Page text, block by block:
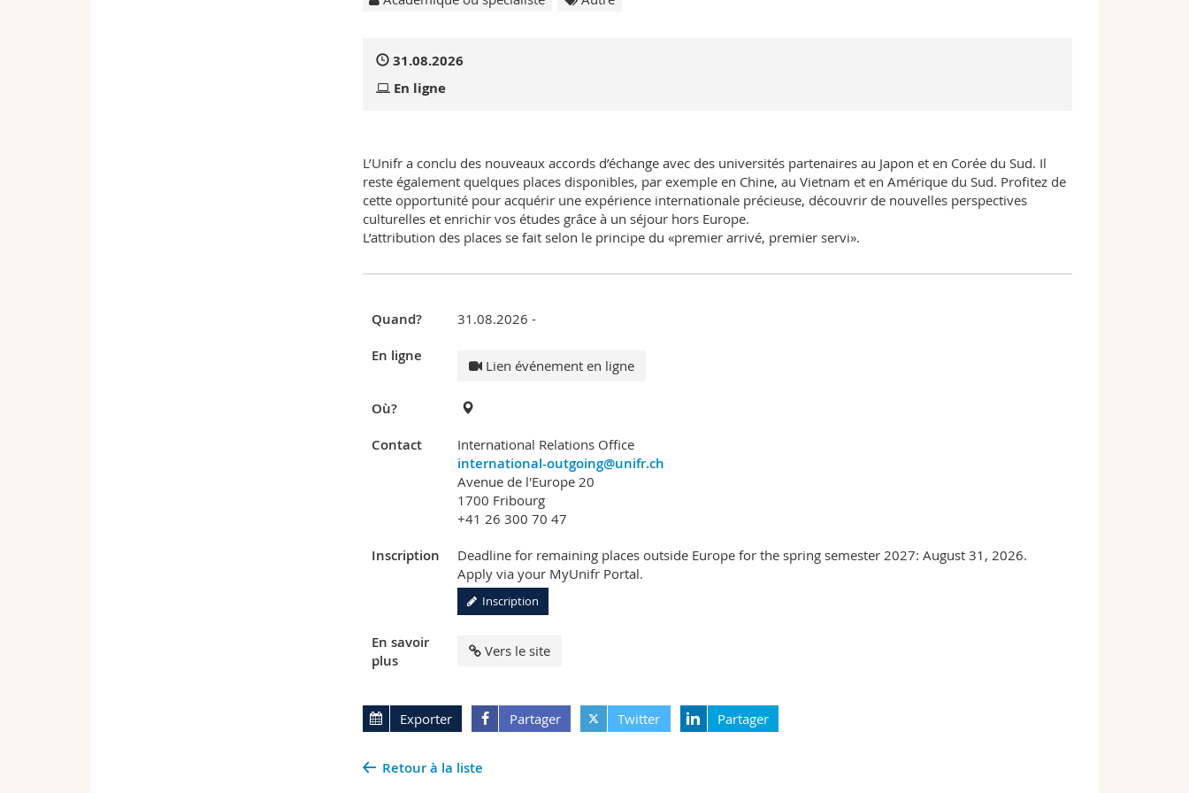
31.08.2026
En ligne
L’Unifr a conclu des nouveaux accords d’échange avec des universités partenaires au Japon et en Corée du Sud. Il
reste également quelques places disponibles, par exemple en Chine, au Vietnam et en Amérique du Sud. Profitez de
cette opportunité pour acquérir une expérience internationale précieuse, découvrir de nouvelles perspectives
culturelles et enrichir vos études grâce à un séjour hors Europe.
L’attribution des places se fait selon le principe du «premier arrivé, premier servi».
Quand? 31.08.2026 -
En ligne
Lien événement en ligne
Où?
Contact
International Relations Office
international-outgoing@unifr.ch
Avenue de l'Europe 20
1700 Fribourg
+41 26 300 70 47
Inscription
Deadline for remaining places outside Europe for the spring semester 2027: August 31, 2026.
Apply via your MyUnifr Portal.
Inscription
En savoir
plus
Vers le site
Exporter Partager Twitter Partager
Retour à la liste